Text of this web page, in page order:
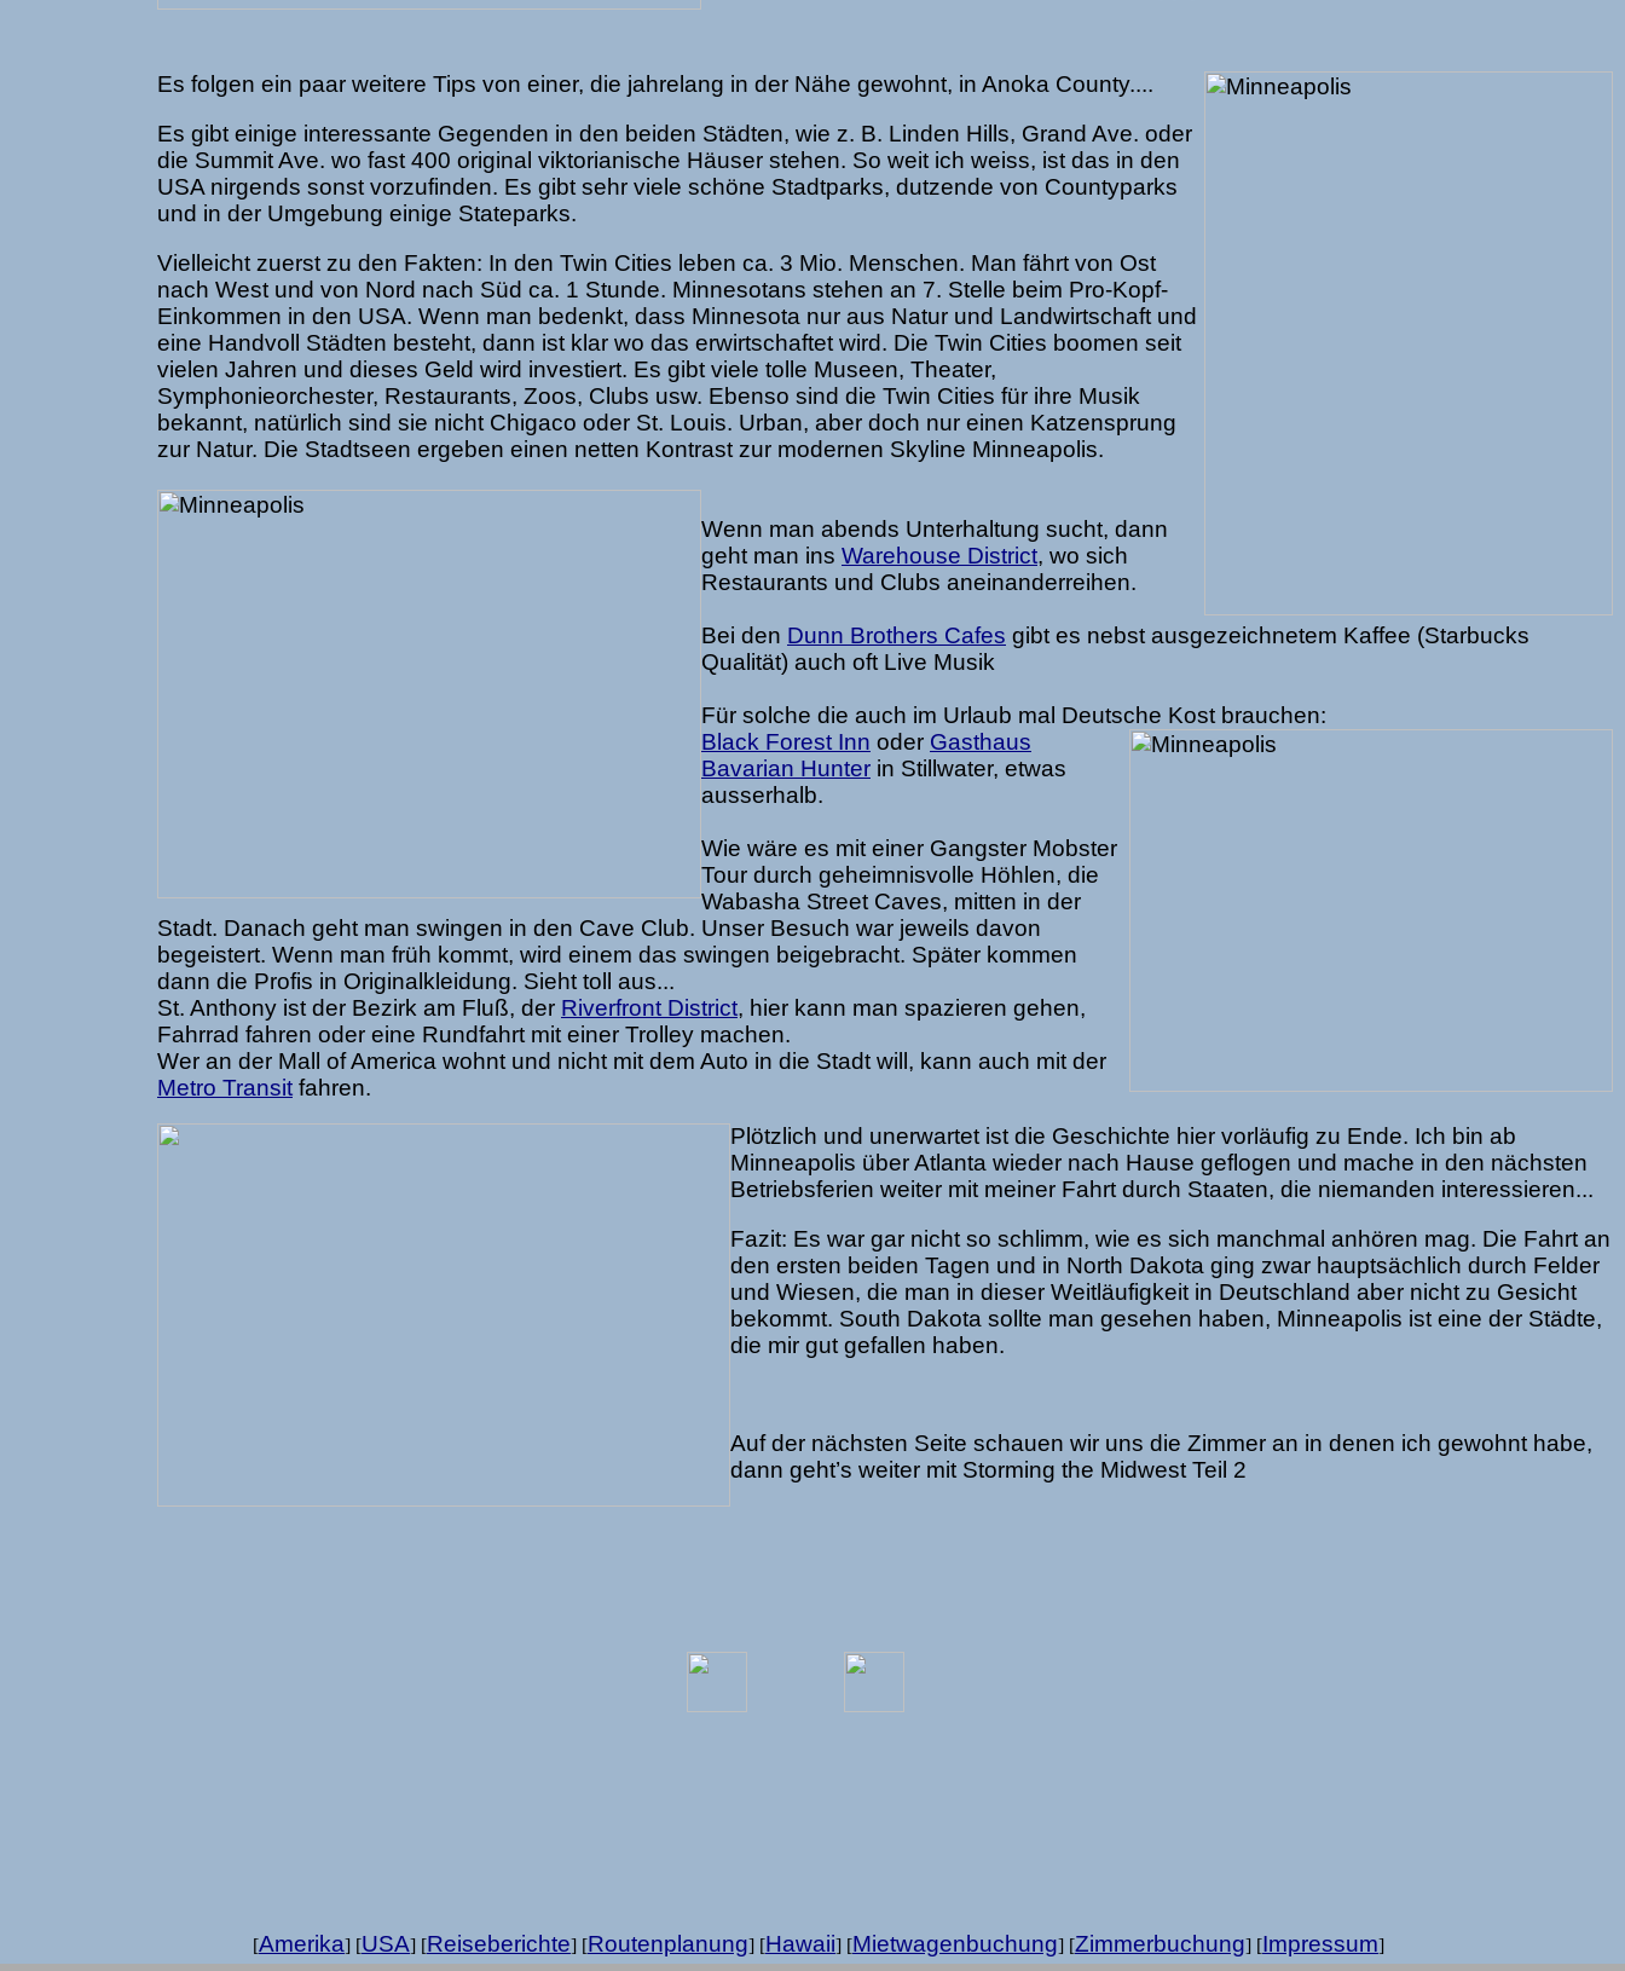
Es folgen ein paar weitere Tips von einer, die jahrelang in der Nähe gewohnt, in Anoka County....
Es gibt einige interessante Gegenden in den beiden Städten, wie z. B. Linden Hills, Grand Ave. oder
die Summit Ave. wo fast 400 original viktorianische Häuser stehen. So weit ich weiss, ist das in den
USA nirgends sonst vorzufinden. Es gibt sehr viele schöne Stadtparks, dutzende von Countyparks
und in der Umgebung einige Stateparks.
Vielleicht zuerst zu den Fakten: In den Twin Cities leben ca. 3 Mio. Menschen. Man fährt von Ost
nach West und von Nord nach Süd ca. 1 Stunde. Minnesotans stehen an 7. Stelle beim Pro-Kopf-
Einkommen in den USA. Wenn man bedenkt, dass Minnesota nur aus Natur und Landwirtschaft und
eine Handvoll Städten besteht, dann ist klar wo das erwirtschaftet wird. Die Twin Cities boomen seit
vielen Jahren und dieses Geld wird investiert. Es gibt viele tolle Museen, Theater,
Symphonieorchester, Restaurants, Zoos, Clubs usw. Ebenso sind die Twin Cities für ihre Musik
bekannt, natürlich sind sie nicht Chigaco oder St. Louis. Urban, aber doch nur einen Katzensprung
zur Natur. Die Stadtseen ergeben einen netten Kontrast zur modernen Skyline Minneapolis.
Wenn man abends Unterhaltung sucht, dann
geht man ins Warehouse District, wo sich
Restaurants und Clubs aneinanderreihen.
Bei den Dunn Brothers Cafes gibt es nebst ausgezeichnetem Kaffee (Starbucks
Qualität) auch oft Live Musik
Für solche die auch im Urlaub mal Deutsche Kost brauchen:
Black Forest Inn oder Gasthaus
Bavarian Hunter in Stillwater, etwas
ausserhalb.
Wie wäre es mit einer Gangster Mobster
Tour durch geheimnisvolle Höhlen, die
Wabasha Street Caves, mitten in der
Stadt. Danach geht man swingen in den Cave Club. Unser Besuch war jeweils davon
begeistert. Wenn man früh kommt, wird einem das swingen beigebracht. Später kommen
dann die Profis in Originalkleidung. Sieht toll aus...
St. Anthony ist der Bezirk am Fluß, der Riverfront District, hier kann man spazieren gehen,
Fahrrad fahren oder eine Rundfahrt mit einer Trolley machen.
Wer an der Mall of America wohnt und nicht mit dem Auto in die Stadt will, kann auch mit der
Metro Transit fahren.
Plötzlich und unerwartet ist die Geschichte hier vorläufig zu Ende. Ich bin ab
Minneapolis über Atlanta wieder nach Hause geflogen und mache in den nächsten
Betriebsferien weiter mit meiner Fahrt durch Staaten, die niemanden interessieren...
Fazit: Es war gar nicht so schlimm, wie es sich manchmal anhören mag. Die Fahrt an
den ersten beiden Tagen und in North Dakota ging zwar hauptsächlich durch Felder
und Wiesen, die man in dieser Weitläufigkeit in Deutschland aber nicht zu Gesicht
bekommt. South Dakota sollte man gesehen haben, Minneapolis ist eine der Städte,
die mir gut gefallen haben.
Auf der nächsten Seite schauen wir uns die Zimmer an in denen ich gewohnt habe,
dann geht’s weiter mit Storming the Midwest Teil 2
[Amerika] [USA] [Reiseberichte] [Routenplanung] [Hawaii] [Mietwagenbuchung] [Zimmerbuchung] [Impressum]